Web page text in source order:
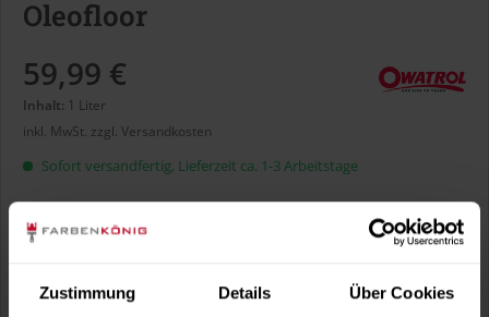
Zustimmung Details Über Cookies
Oleofloor
59,99 €
Inhalt: 1 Liter
inkl. MwSt. zzgl. Versandkosten
Sofort versandfertig, Lieferzeit ca. 1-3 Arbeitstage
Liter:
Verbrauch berechnen